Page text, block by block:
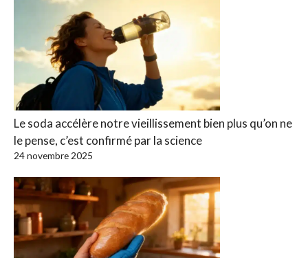
Le soda accélère notre vieillissement bien plus qu’on ne
le pense, c’est confirmé par la science
24 novembre 2025